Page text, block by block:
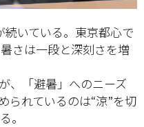
いている。東京都心で
さは一段と深刻さを増
、「避暑」へのニーズ
られているのは“涼”を切
。